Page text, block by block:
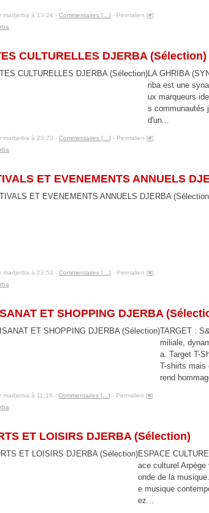
madjerba à 13:24 - Commentaires [ ] - Permalien [#]
CULTURELLES DJERBA (Sélection)
LA GHRIBA
riba est une
ux marqueurs
s communautés
d'un...
madjerba à 23:23 - Commentaires [ ] - Permalien [#]
ET EVENEMENTS ANNUELS
madjerba à 23:53 - Commentaires [ ] - Permalien [#]
ET SHOPPING DJERBA
TARGET :
miliale,
a. Target T-
T-shirts mais
rend
madjerba à 11:16 - Commentaires [ ] - Permalien [#]
ET LOISIRS DJERBA (Sélection)
ESPACE
ace culturel
onde de la
e musique
ez...